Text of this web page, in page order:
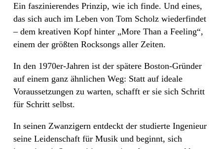
Ein faszinierendes Prinzip, wie ich finde. Und eines,
das sich auch im Leben von Tom Scholz wiederfindet
– dem kreativen Kopf hinter „More Than a Feeling“,
einem der größten Rocksongs aller Zeiten.
In den 1970er-Jahren ist der spätere Boston-Gründer
auf einem ganz ähnlichen Weg: Statt auf ideale
Voraussetzungen zu warten, schafft er sie sich Schritt
für Schritt selbst.
In seinen Zwanzigern entdeckt der studierte Ingenieur
seine Leidenschaft für Musik und beginnt, sich